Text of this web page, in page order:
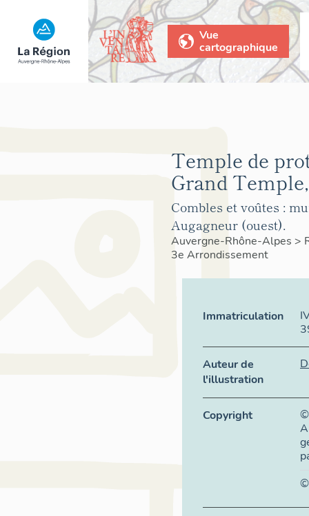
Vue
cartographique
Temple de
Grand
Combles et voûtes :
Augagneur (ouest).
Auvergne-Rhône-Alpes >
3e Arrondissement
Immatriculation
Auteur de
l'illustration
Copyright
©